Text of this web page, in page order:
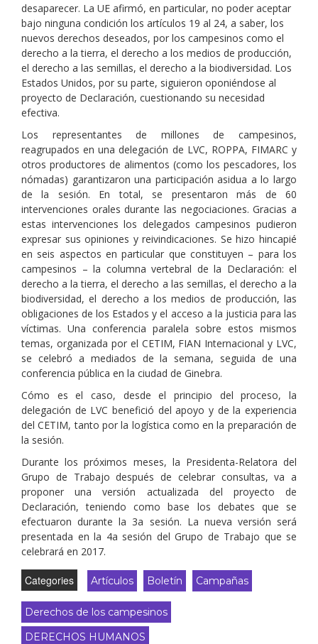
desaparecer. La UE afirmó, en particular, no poder aceptar
bajo ninguna condición los artículos 19 al 24, a saber, los
nuevos derechos deseados, por los campesinos como el
derecho a la tierra, el derecho a los medios de producción,
el derecho a las semillas, el derecho a la biodiversidad. Los
Estados Unidos, por su parte, siguieron oponiéndose al
proyecto de Declaración, cuestionando su necesidad
efectiva.
Los representantes de millones de campesinos,
reagrupados en una delegación de LVC, ROPPA, FIMARC y
otros productores de alimentos (como los pescadores, los
nómadas) garantizaron una participación asidua a lo largo
de la sesión. En total, se presentaron más de 60
intervenciones orales durante las negociaciones. Gracias a
estas intervenciones los delegados campesinos pudieron
expresar sus opiniones y reivindicaciones. Se hizo hincapié
en seis aspectos en particular que constituyen – para los
campesinos – la columna vertebral de la Declaración: el
derecho a la tierra, el derecho a las semillas, el derecho a la
biodiversidad, el derecho a los medios de producción, las
obligaciones de los Estados y el acceso a la justicia para las
víctimas. Una conferencia paralela sobre estos mismos
temas, organizada por el CETIM, FIAN Internacional y LVC,
se celebró a mediados de la semana, seguida de una
conferencia pública en la ciudad de Ginebra.
Cómo es el caso, desde el principio del proceso, la
delegación de LVC benefició del apoyo y de la experiencia
del CETIM, tanto por la logística como en la preparación de
la sesión.
Durante los próximos meses, la Presidenta-Relatora del
Grupo de Trabajo después de celebrar consultas, va a
proponer una versión actualizada del proyecto de
Declaración, teniendo como base los debates que se
efectuaron durante la 3a sesión. La nueva versión será
presentada en la 4a sesión del Grupo de Trabajo que se
celebrará en 2017.
Categories Artículos Boletín Campañas
Derechos de los campesinos
DERECHOS HUMANOS